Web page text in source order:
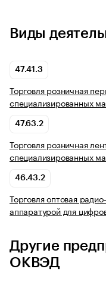
Виды
47.41.3
Торговля розничная
специализированных
47.63.2
Торговля розничная
специализированных
46.43.2
Торговля оптовая
аппаратурой для
Другие
ОКВЭД